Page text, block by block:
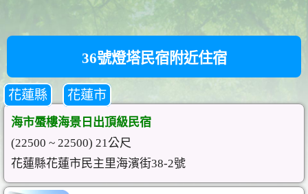
36號燈塔民宿附近住宿
花蓮縣 花蓮市
海市蜃樓海景日出頂級民宿
(22500 ~ 22500) 21公尺
花蓮縣花蓮市民主里海濱街38-2號